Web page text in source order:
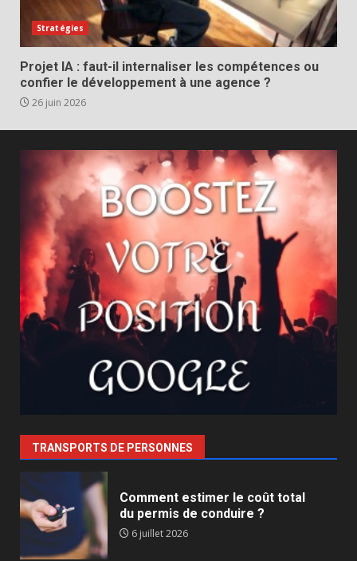
Stratégies
Projet IA : faut-il internaliser les compétences ou
confier le développement à une agence ?
26 juin 2026
TRANSPORTS DE PERSONNES
Comment estimer le coût total
du permis de conduire ?
6 juillet 2026